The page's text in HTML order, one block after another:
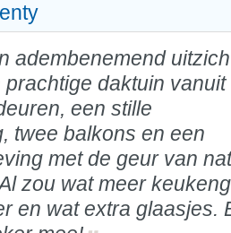
adembenemend
daktuin vanuit
een stille
twee balkons en een
met de geur van
zou wat meer
en wat extra glaasjes.